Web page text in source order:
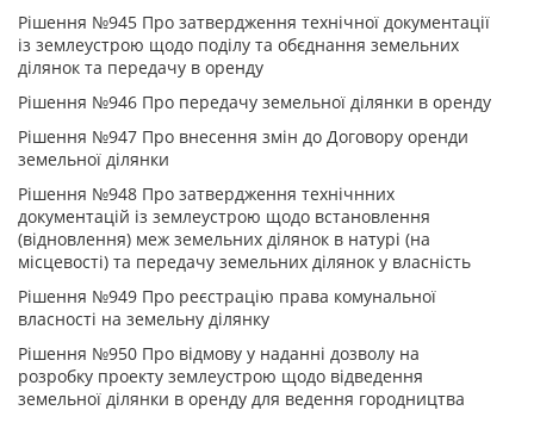
Рішення №945 Про затвердження технічної документації
із землеустрою щодо поділу та обєднання земельних
ділянок та передачу в оренду
Рішення №946 Про передачу земельної ділянки в оренду
Рішення №947 Про внесення змін до Договору оренди
земельної ділянки
Рішення №948 Про затвердження технічнних
документацій із землеустрою щодо встановлення
(відновлення) меж земельних ділянок в натурі (на
місцевості) та передачу земельних ділянок у власність
Рішення №949 Про реєстрацію права комунальної
власності на земельну ділянку
Рішення №950 Про відмову у наданні дозволу на
розробку проекту землеустрою щодо відведення
земельної ділянки в оренду для ведення городництва